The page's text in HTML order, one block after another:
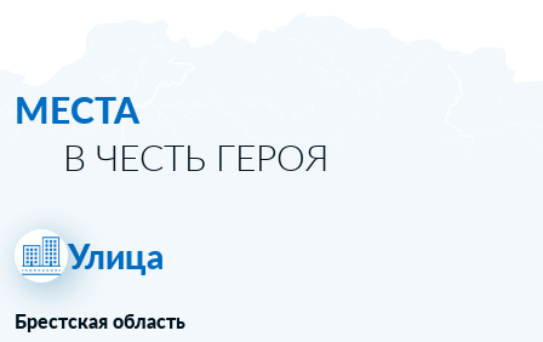
МЕСТА
В ЧЕСТЬ ГЕРОЯ
Улица
Брестская область